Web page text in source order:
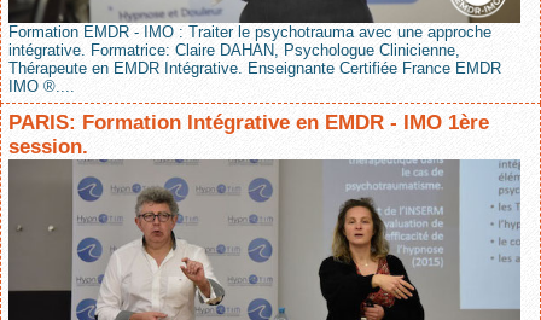
Formation EMDR - IMO : Traiter le psychotrauma avec une approche
intégrative. Formatrice: Claire DAHAN, Psychologue Clinicienne,
Thérapeute en EMDR Intégrative. Enseignante Certifiée France EMDR
IMO ®....
PARIS: Formation Intégrative en EMDR - IMO 1ère
session.